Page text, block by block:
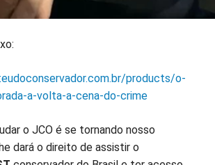
products/o-
a-volta-a-cena-do-crime
o JCO é se tornando nosso
dará o direito de assistir o